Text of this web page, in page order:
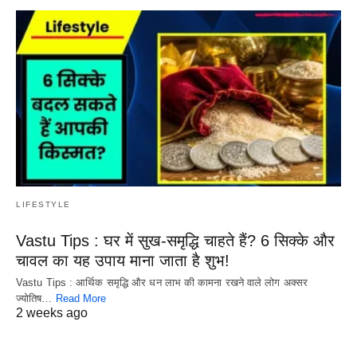
LIFESTYLE
Vastu Tips : घर में सुख-समृद्धि चाहते हैं? 6 सिक्के और
चावल का यह उपाय माना जाता है शुभ!
Vastu Tips : आर्थिक समृद्धि और धन लाभ की कामना रखने वाले लोग अक्सर
ज्योतिष… Read More
2 weeks ago